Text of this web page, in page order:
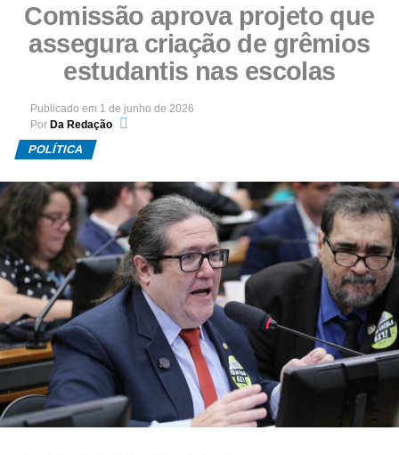
Comissão aprova projeto que
assegura criação de grêmios
estudantis nas escolas
Publicado em 1 de junho de 2026
Por Da Redação
POLÍTICA